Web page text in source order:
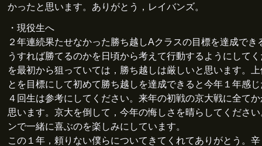
かったと思います。ありがとう，レイバンズ。
・現役生へ
２年連続果たせなかった勝ち越しAクラスの目標を達成でき
うすれば勝てるのかを日頃から考えて行動するようにして
を最初から狙っていては，勝ち越しは厳しいと思います。
とを目標にして初めて勝ち越しを達成できると今年１年感
４回生は参考にしてください。来年の初戦の京大戦に全て
思います。京大を倒して，今年の悔しさを晴らしてくださ
ンで一緒に喜ぶのを楽しみにしています。
この１年，頼りない僕らについてきてくれてありがとう。